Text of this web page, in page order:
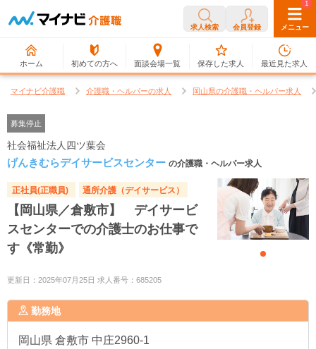
求人検索 会員登録 メニュー
ホーム 初めての方へ 面談会場一覧
0
保存した求人
1
最近見た求人
マイナビ介護職 介護職・ヘルパーの求人 岡山県の介護職・ヘルパー求人
募集停止
社会福祉法人四ツ葉会
げんきむらデイサービスセンター の介護職・ヘルパー求人
正社員(正職員) 通所介護（デイサービス）
【岡山県／倉敷市】 デイサービ
スセンターでの介護士のお仕事で
す《常勤》
更新日：2025年07月25日 求人番号：685205
勤務地
岡山県 倉敷市 中庄2960-1